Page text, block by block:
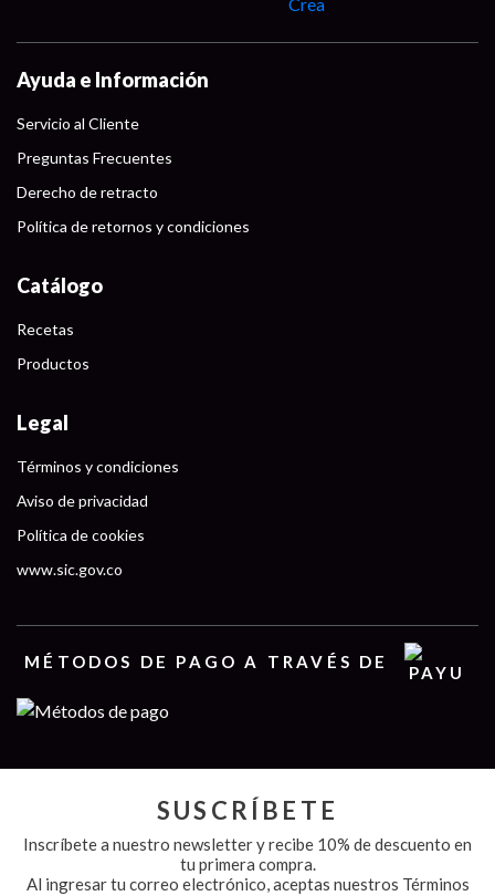
Ayuda e Información
Servicio al Cliente
Preguntas Frecuentes
Derecho de retracto
Política de retornos y condiciones
Catálogo
Recetas
Productos
Legal
Términos y condiciones
Aviso de privacidad
Política de cookies
www.sic.gov.co
MÉTODOS DE PAGO A TRAVÉS DE
SUSCRÍBETE
Inscríbete a nuestro newsletter y recibe 10% de descuento en
tu primera compra.
Al ingresar tu correo electrónico, aceptas nuestros Términos